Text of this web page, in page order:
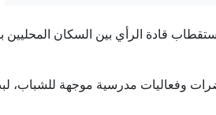
قادة الرأي بين السكان المحليين
وفعاليات مدرسية موجهة